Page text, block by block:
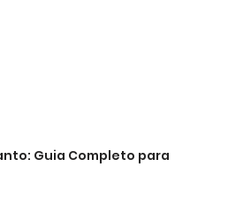
Guia Completo para